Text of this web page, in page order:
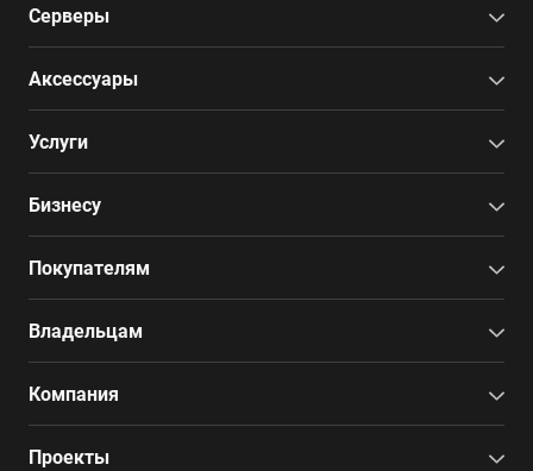
Серверы
Аксессуары
Услуги
Бизнесу
Покупателям
Владельцам
Компания
Проекты